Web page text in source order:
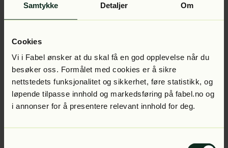
Samtykke Detaljer Om
Cookies
Vi i Fabel ønsker at du skal få en god opplevelse når du
besøker oss. Formålet med cookies er å sikre
nettstedets funksjonalitet og sikkerhet, føre statistikk, og
løpende tilpasse innhold og markedsføring på fabel.no og
i annonser for å presentere relevant innhold for deg.